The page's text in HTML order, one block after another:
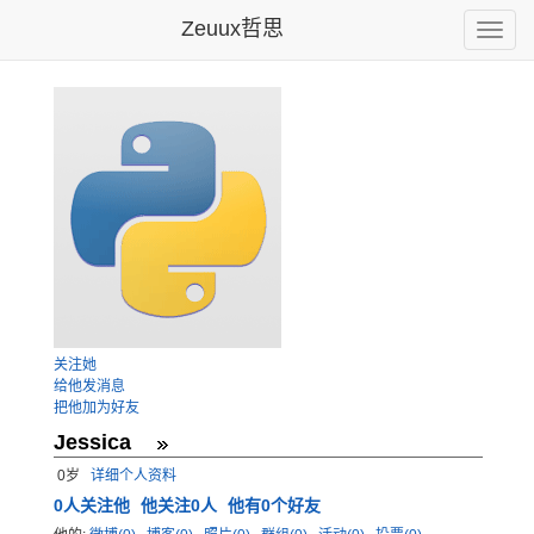
Toggle
Zeuux哲思
关注她
给他发消息
把他加为好友
Jessica
0岁 详细个人资料
0人关注他 他关注0人 他有0个好友